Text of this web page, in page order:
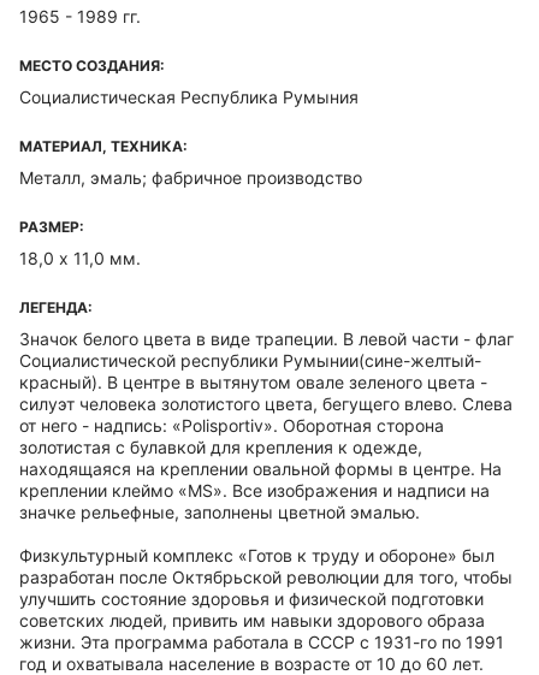
1965 - 1989 гг.
МЕСТО СОЗДАНИЯ:
Социалистическая Республика Румыния
МАТЕРИАЛ, ТЕХНИКА:
Металл, эмаль; фабричное производство
РАЗМЕР:
18,0 х 11,0 мм.
ЛЕГЕНДА:
Значок белого цвета в виде трапеции. В левой части - флаг
Социалистической республики Румынии(сине-желтый-
красный). В центре в вытянутом овале зеленого цвета -
силуэт человека золотистого цвета, бегущего влево. Слева
от него - надпись: «Polisportiv». Оборотная сторона
золотистая с булавкой для крепления к одежде,
находящаяся на креплении овальной формы в центре. На
креплении клеймо «MS». Все изображения и надписи на
значке рельефные, заполнены цветной эмалью.
Физкультурный комплекс «Готов к труду и обороне» был
разработан после Октябрьской революции для того, чтобы
улучшить состояние здоровья и физической подготовки
советских людей, привить им навыки здорового образа
жизни. Эта программа работала в СССР с 1931-го по 1991
год и охватывала население в возрасте от 10 до 60 лет.